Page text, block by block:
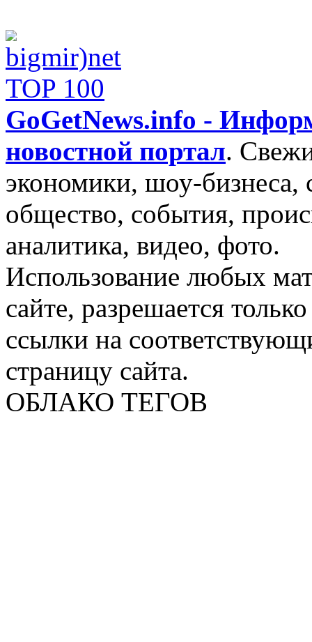
GoGetNews.info -
новостной портал.
экономики, шоу-бизнеса,
общество, события,
аналитика, видео, фото.
Использование любых
сайте, разрешается
ссылки на
страницу сайта.
ОБЛАКО ТЕГОВ